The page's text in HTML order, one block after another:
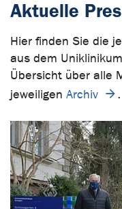
Aktuelle
Hier finden Sie die
aus dem
Übersicht über alle
jeweiligen Archiv .